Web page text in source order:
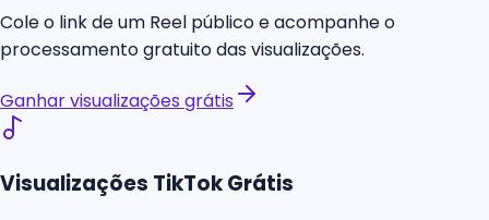
Cole o link de um Reel público e acompanhe o
processamento gratuito das visualizações.
Ganhar visualizações grátis
Visualizações TikTok Grátis